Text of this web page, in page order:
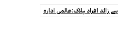
ہیٹ ویوز کے سبب پرتگال،سپین میں 2000سے زائد افراد ہلاک:عالمی ادارہ